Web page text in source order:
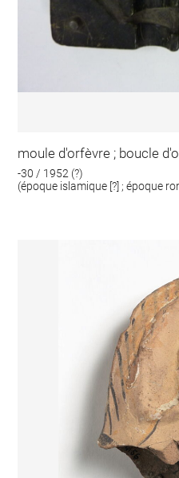
moule d'orfèvre ; boucle
-30 / 1952 (?)
(époque islamique [?] ; époque